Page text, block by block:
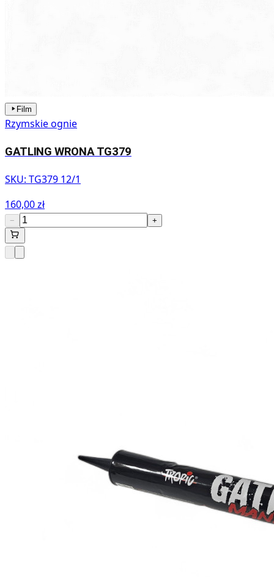
Film
Rzymskie ognie
GATLING WRONA TG379
SKU: TG379 12/1
160,00 zł
− +